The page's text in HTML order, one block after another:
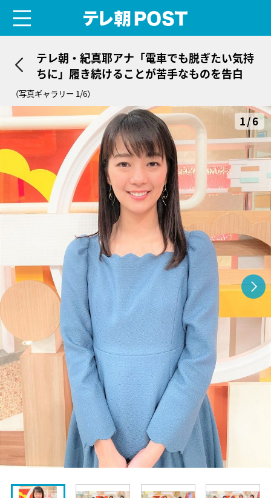
テレ朝・紀真耶アナ「電車でも脱ぎたい気持
ちに」履き続けることが苦手なものを告白
（写真ギャラリー 1/6）
1/6